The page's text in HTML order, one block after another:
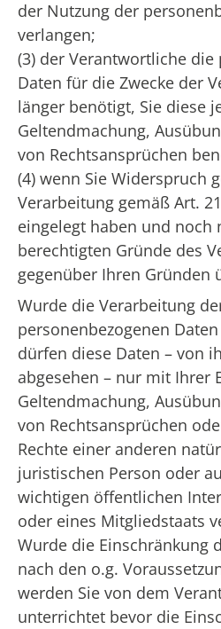
der Nutzung der
verlangen;
(3) der Verantwortliche die
Daten für die Zwecke der
länger benötigt, Sie diese
Geltendmachung,
von Rechtsansprüchen
(4) wenn Sie Widerspruch
Verarbeitung gemäß Art.
eingelegt haben und
berechtigten Gründe des
gegenüber Ihren Gründen
Wurde die Verarbeitung
personenbezogenen
dürfen diese Daten – von
abgesehen – nur mit Ihrer
Geltendmachung,
von Rechtsansprüchen
Rechte einer anderen
juristischen Person oder
wichtigen öffentlichen
oder eines Mitgliedstaats
Wurde die Einschränkung
nach den o.g.
werden Sie von dem
unterrichtet bevor die